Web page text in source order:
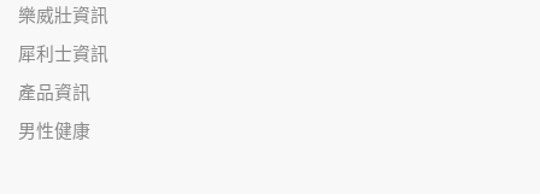
樂威壯資訊
犀利士資訊
產品資訊
男性健康